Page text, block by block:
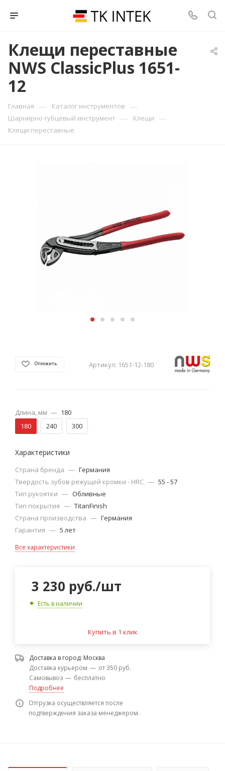
Клещи переставные
NWS ClassicPlus 1651-
12
Главная — Каталог инструментов —
Шарнирно-губцевый инструмент — Клещи —
Клещи переставные
Отложить Артикул: 1651-12-180
Длина, мм — 180
180
240 300
Характеристики
Страна бренда — Германия
Твердость зубов режущей кромки - HRC — 55 - 57
Тип рукоятки — Обливные
Тип покрытия — TitanFinish
Страна производства — Германия
Гарантия — 5 лет
Все характеристики
3 230 руб./шт
Есть в наличии
Купить в 1 клик
Доставка в город: Москва
Доставка курьером — от 350 руб.
Самовывоз — бесплатно
Подробнее
Отгрузка осуществляется после
подтверждения заказа менеджером.